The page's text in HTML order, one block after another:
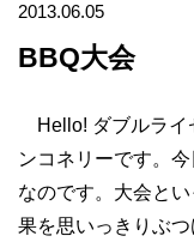
2013.06.05
BBQ大会
Hello! ダブルライ
ンコネリーです。
なのです。大会と
果を思いっきりぶ